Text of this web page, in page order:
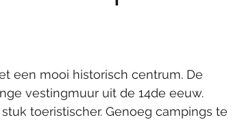
een mooi historisch centrum. De
vestingmuur uit de 14de eeuw.
toeristischer. Genoeg campings te